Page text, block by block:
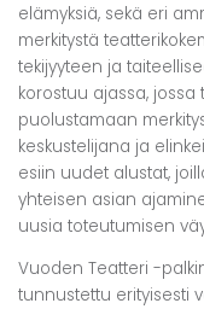
elämyksiä, sekä eri
merkitystä
tekijyyteen ja
korostuu ajassa,
puolustamaan
keskustelijana ja
esiin uudet alustat,
yhteisen asian
uusia toteutumisen
Vuoden Teatteri -
tunnustettu erityisesti